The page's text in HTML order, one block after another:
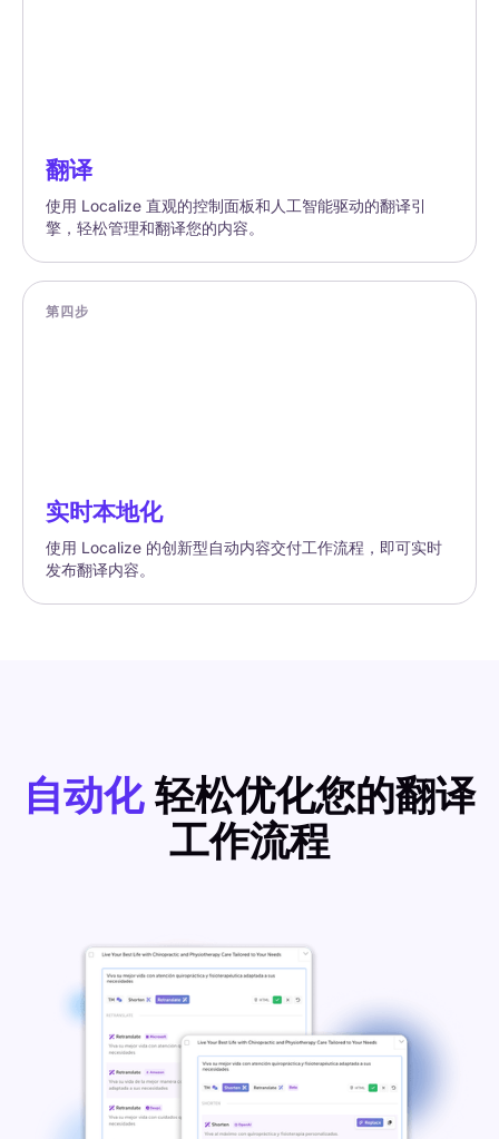
翻译
使用 Localize 直观的控制面板和人工智能驱动的翻译引
擎，轻松管理和翻译您的内容。
第四步
实时本地化
使用 Localize 的创新型自动内容交付工作流程，即可实时
发布翻译内容。
自动化 轻松优化您的翻译
工作流程